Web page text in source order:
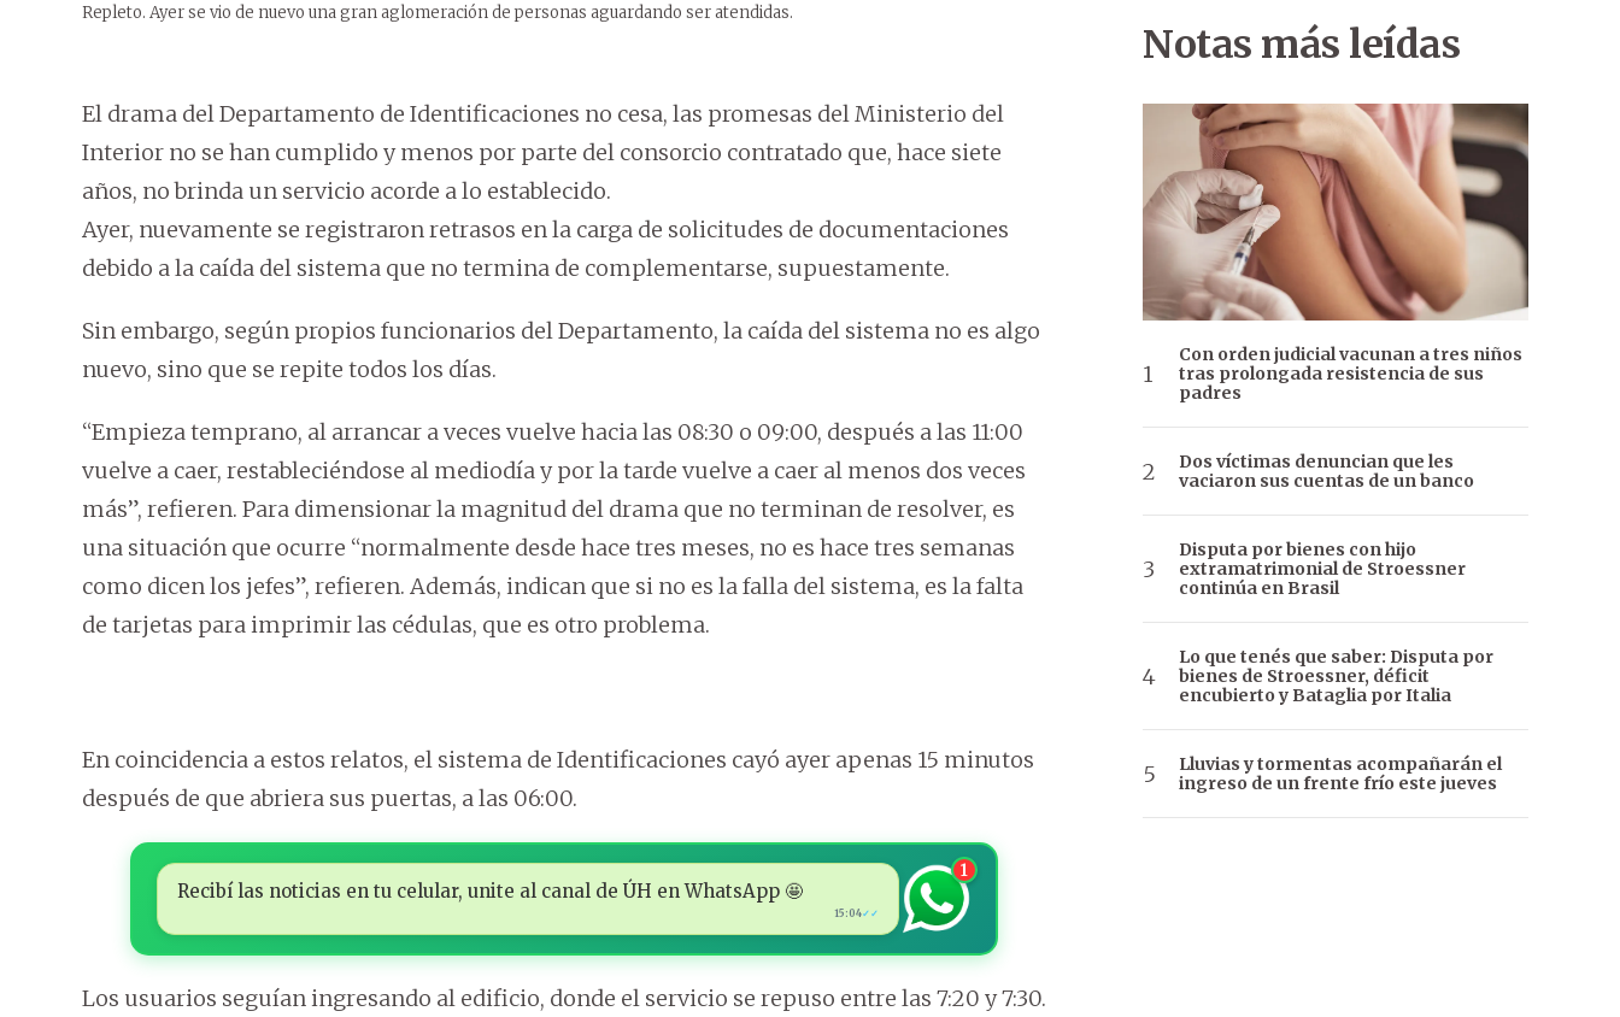
Repleto. Ayer se vio de nuevo una gran aglomeración de personas aguardando ser atendidas.
El drama del Departamento de Identificaciones no cesa, las promesas del Ministerio del
Interior no se han cumplido y menos por parte del consorcio contratado que, hace siete
años, no brinda un servicio acorde a lo establecido.
Ayer, nuevamente se registraron retrasos en la carga de solicitudes de documentaciones
debido a la caída del sistema que no termina de complementarse, supuestamente.
Sin embargo, según propios funcionarios del Departamento, la caída del sistema no es algo
nuevo, sino que se repite todos los días.
“Empieza temprano, al arrancar a veces vuelve hacia las 08:30 o 09:00, después a las 11:00
vuelve a caer, restableciéndose al mediodía y por la tarde vuelve a caer al menos dos veces
más”, refieren. Para dimensionar la magnitud del drama que no terminan de resolver, es
una situación que ocurre “normalmente desde hace tres meses, no es hace tres semanas
como dicen los jefes”, refieren. Además, indican que si no es la falla del sistema, es la falta
de tarjetas para imprimir las cédulas, que es otro problema.
En coincidencia a estos relatos, el sistema de Identificaciones cayó ayer apenas 15 minutos
después de que abriera sus puertas, a las 06:00.
Recibí las noticias en tu celular, unite al canal de ÚH en WhatsApp 🤩
15:04✓✓
1
Los usuarios seguían ingresando al edificio, donde el servicio se repuso entre las 7:20 y 7:30.
Notas más leídas
Con orden judicial vacunan a tres niños
tras prolongada resistencia de sus
padres
Dos víctimas denuncian que les
vaciaron sus cuentas de un banco
Disputa por bienes con hijo
extramatrimonial de Stroessner
continúa en Brasil
Lo que tenés que saber: Disputa por
bienes de Stroessner, déficit
encubierto y Bataglia por Italia
Lluvias y tormentas acompañarán el
ingreso de un frente frío este jueves